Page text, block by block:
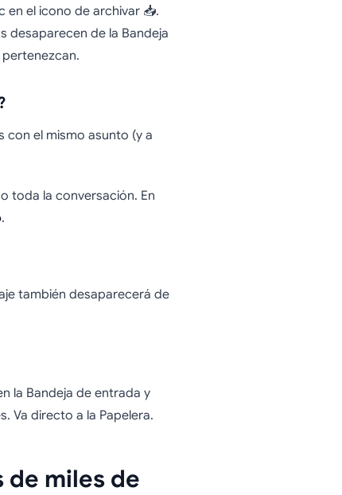
en el icono de archivar 📥.
desaparecen de la Bandeja
el mismo asunto (y a
toda la conversación. En
.
también desaparecerá de
la Bandeja de entrada y
Va directo a la Papelera.
de miles de